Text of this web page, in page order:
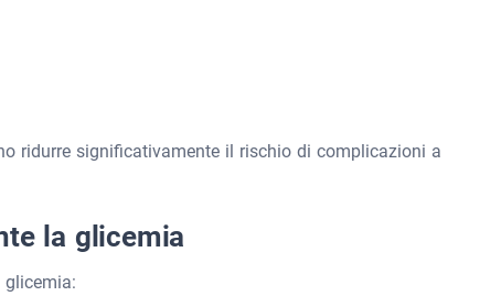
ridurre significativamente il rischio di complicazioni a
la glicemia